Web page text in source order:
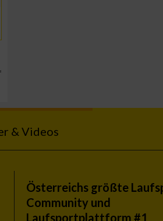
& Videos
Österreichs größte
Community und
Laufsportplattform #1